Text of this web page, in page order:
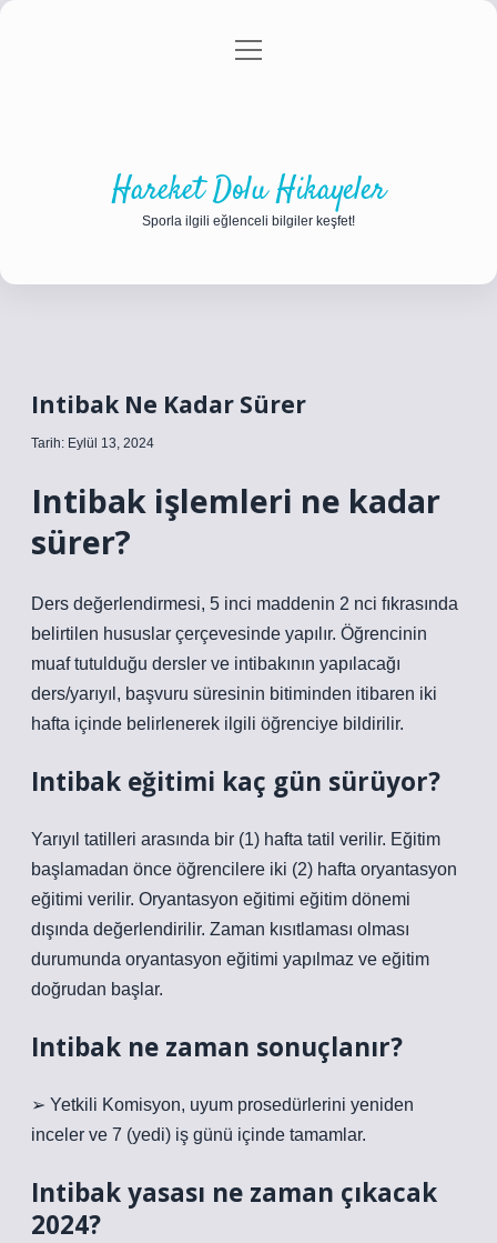
Gizlilik Politikası
menüyü
Hareket Dolu Hikayeler
Sporla ilgili eğlenceli bilgiler keşfet!
Intibak Ne Kadar Sürer
Tarih: Eylül 13, 2024
Intibak işlemleri ne kadar
sürer?
Ders değerlendirmesi, 5 inci maddenin 2 nci fıkrasında
belirtilen hususlar çerçevesinde yapılır. Öğrencinin
muaf tutulduğu dersler ve intibakının yapılacağı
ders/yarıyıl, başvuru süresinin bitiminden itibaren iki
hafta içinde belirlenerek ilgili öğrenciye bildirilir.
Intibak eğitimi kaç gün sürüyor?
Yarıyıl tatilleri arasında bir (1) hafta tatil verilir. Eğitim
başlamadan önce öğrencilere iki (2) hafta oryantasyon
eğitimi verilir. Oryantasyon eğitimi eğitim dönemi
dışında değerlendirilir. Zaman kısıtlaması olması
durumunda oryantasyon eğitimi yapılmaz ve eğitim
doğrudan başlar.
Intibak ne zaman sonuçlanır?
➢ Yetkili Komisyon, uyum prosedürlerini yeniden
inceler ve 7 (yedi) iş günü içinde tamamlar.
Intibak yasası ne zaman çıkacak
2024?